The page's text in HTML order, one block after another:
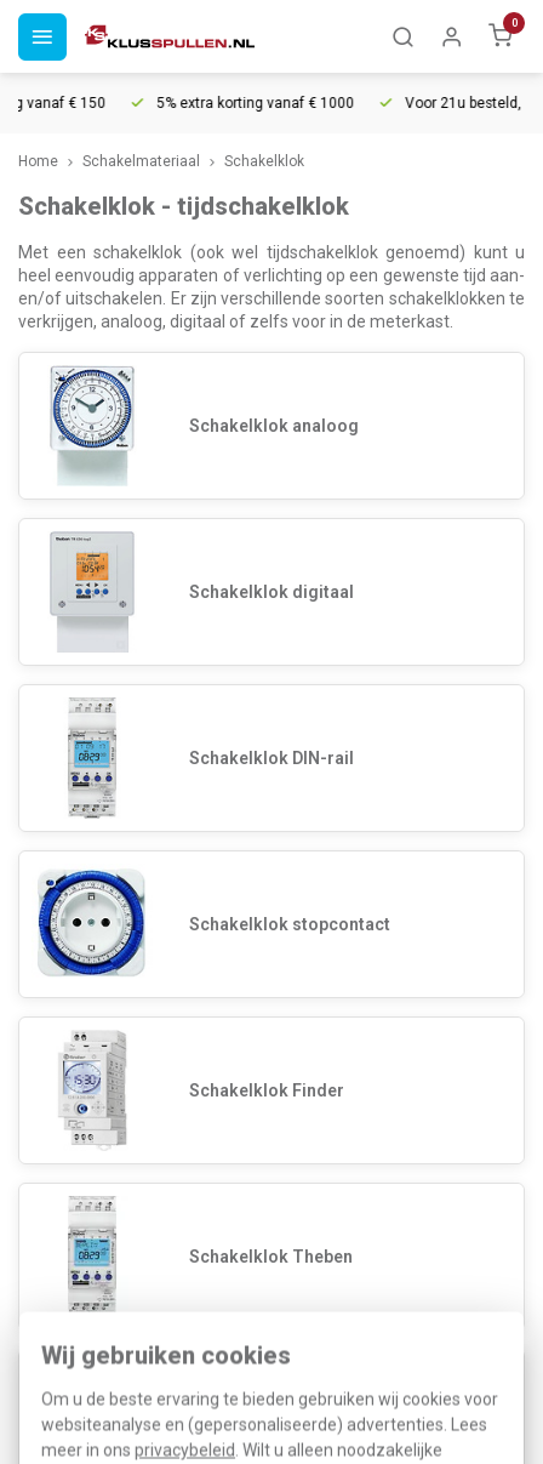
Wij gebruiken cookies
Om u de beste ervaring te bieden gebruiken wij cookies voor
websiteanalyse en (gepersonaliseerde) advertenties. Lees
meer in ons privacybeleid. Wilt u alleen noodzakelijke
0
vanaf € 150 5% extra korting vanaf € 1000 Voor 21u besteld,
Home Schakelmateriaal Schakelklok
Schakelklok - tijdschakelklok
Met een schakelklok (ook wel tijdschakelklok genoemd) kunt u
heel eenvoudig apparaten of verlichting op een gewenste tijd aan-
en/of uitschakelen. Er zijn verschillende soorten schakelklokken te
verkrijgen, analoog, digitaal of zelfs voor in de meterkast.
Schakelklok analoog
Schakelklok digitaal
Schakelklok DIN-rail
Schakelklok stopcontact
Schakelklok Finder
Schakelklok Theben
Schakelklok Legrand